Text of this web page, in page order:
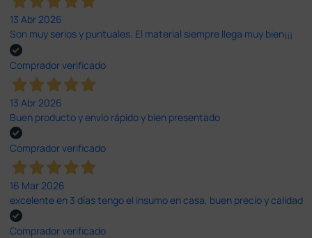
13 Abr 2026
Son muy serios y puntuales. El material siempre llega muy bien¡¡¡
Comprador verificado
13 Abr 2026
Buen producto y envío rápido y bien presentado
Comprador verificado
16 Mar 2026
excelente en 3 días tengo el insumo en casa, buen precio y calidad
Comprador verificado